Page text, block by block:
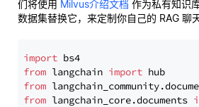
们将使用 Milvus介绍文档 作为私有知识
数据集替换它，来定制你自己的 RAG 聊
import
from langchain import
from
from langchain_core.documents